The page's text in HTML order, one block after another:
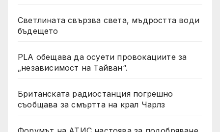
Светлината свързва света, мъдростта води
бъдещето
PLA обещава да осуети провокациите за
„независимост на Тайван“.
Британската радиостанция погрешно
съобщава за смъртта на крал Чарлз